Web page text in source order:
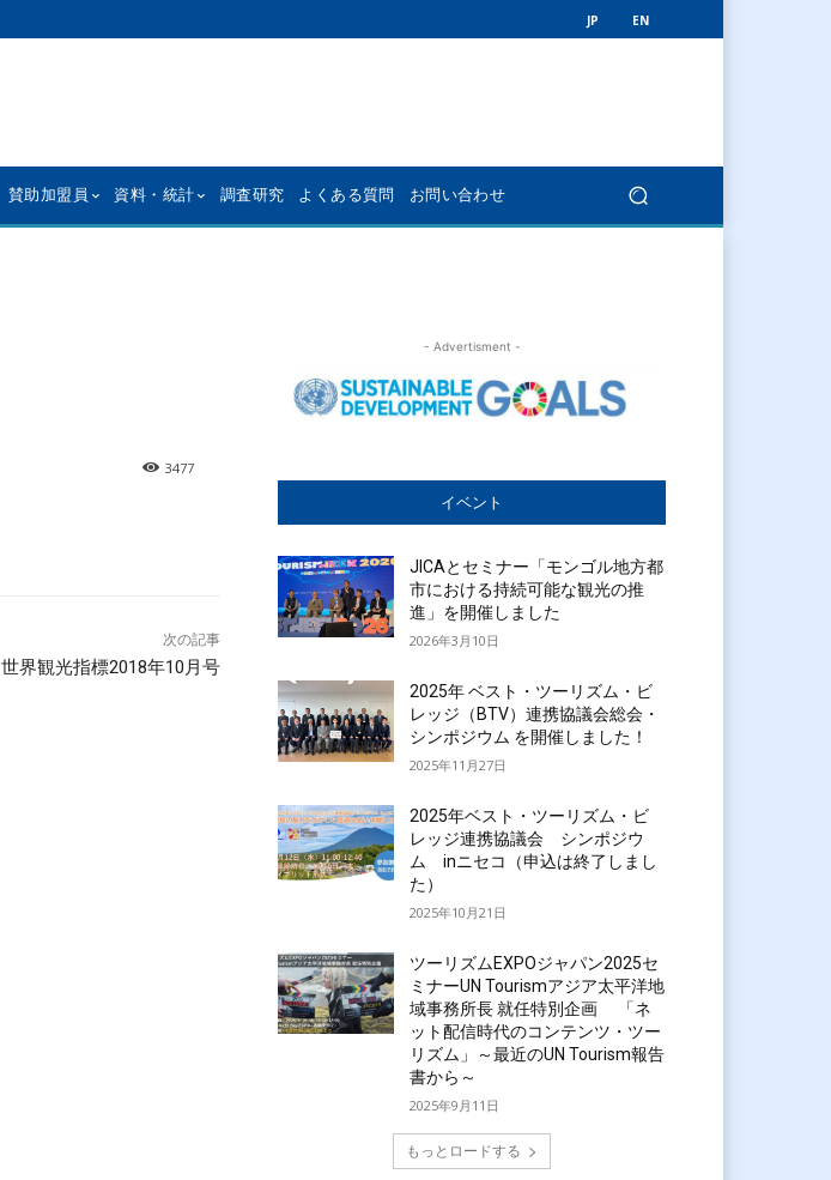
JP EN
賛助加盟員 資料・統計 調査研究 よくある質問 お問い合わせ
3477
次の記事
世界観光指標2018年10月号
- Advertisment -
イベント
JICAとセミナー「モンゴル地方都
市における持続可能な観光の推
進」を開催しました
2026年3月10日
2025年 ベスト・ツーリズム・ビ
レッジ（BTV）連携協議会総会・
シンポジウム を開催しました！
2025年11月27日
2025年ベスト・ツーリズム・ビ
レッジ連携協議会 シンポジウ
ム inニセコ（申込は終了しまし
た）
2025年10月21日
ツーリズムEXPOジャパン2025セ
ミナーUN Tourismアジア太平洋地
域事務所長 就任特別企画 「ネ
ット配信時代のコンテンツ・ツー
リズム」～最近のUN Tourism報告
書から～
2025年9月11日
もっとロードする